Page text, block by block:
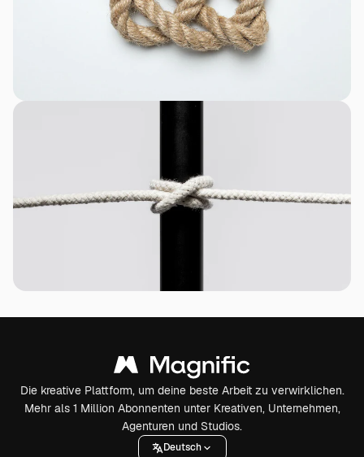
Die kreative Plattform, um deine beste Arbeit zu verwirklichen.
Mehr als 1 Million Abonnenten unter Kreativen, Unternehmen,
Agenturen und Studios.
Deutsch